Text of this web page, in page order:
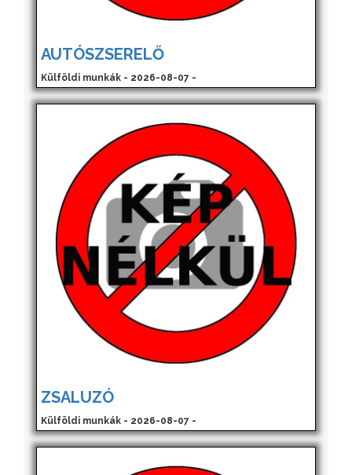
AUTÓSZSERELŐ
Külföldi munkák - 2026-08-07 -
ZSALUZÓ
Külföldi munkák - 2026-08-07 -